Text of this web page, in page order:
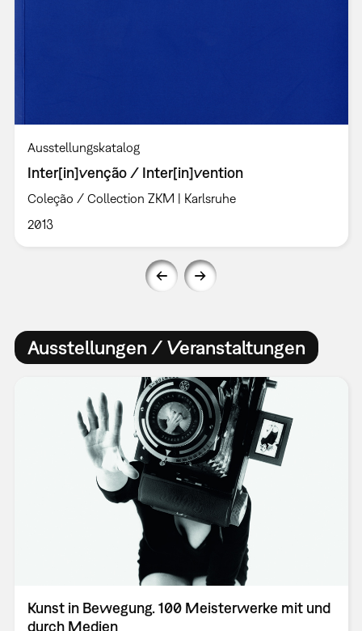
Ausstellungskatalog
Inter[in]venção / Inter[in]vention
Coleção / Collection ZKM | Karlsruhe
2013
Ausstellungen / Veranstaltungen
Kunst in Bewegung. 100 Meisterwerke mit und
durch Medien